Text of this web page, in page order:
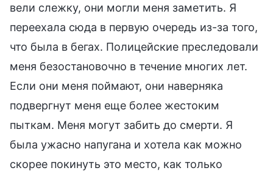
вели слежку, они могли меня заметить. Я
переехала сюда в первую очередь из-за того,
что была в бегах. Полицейские преследовали
меня безостановочно в течение многих лет.
Если они меня поймают, они наверняка
подвергнут меня еще более жестоким
пыткам. Меня могут забить до смерти. Я
была ужасно напугана и хотела как можно
скорее покинуть это место, как только